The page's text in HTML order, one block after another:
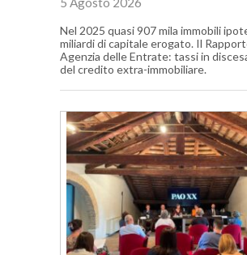
Nel 2025 quasi 907 mila immobili
miliardi di capitale erogato. Il
Agenzia delle Entrate: tassi in
del credito extra-immobiliare.